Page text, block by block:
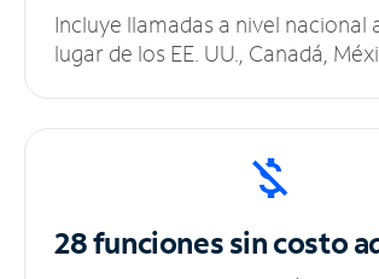
Incluye llamadas a nivel nacional
lugar de los EE. UU., Canadá,
28 funciones sincosto